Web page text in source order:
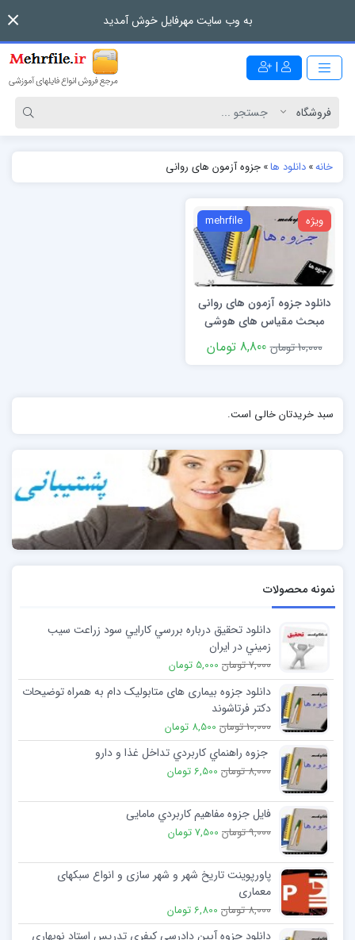
به وب سایت مهرفایل خوش آمدید
|
خانه»دانلود ها»جزوه آزمون های روانی
ویژه mehrfile
دانلود جزوه آزمون های روانی
مبحث مقیاس های هوشی
وکسلر
10,000 تومان 8,800 تومان
سبد خریدتان خالی است.
نمونه محصولات
دانلود تحقیق درباره بررسي کارايي سود زراعت سيب
زميني در ايران
7,000 تومان 5,000 تومان
دانلود جزوه بیماری های متابولیک دام به همراه توضیحات
دکتر فرتاشوند
10,000 تومان 8,500 تومان
جزوه راهنماي كاربردي تداخل غذا و دارو
8,000 تومان 6,500 تومان
فایل جزوه مفاهیم کاربردي مامایی
9,000 تومان 7,500 تومان
پاورپوینت تاریخ شهر و شهر سازی و انواع سبکهای
معماری
8,000 تومان 6,800 تومان
دانلود جزوه آیین دادرسی کیفری تدریس استاد نوبهاری